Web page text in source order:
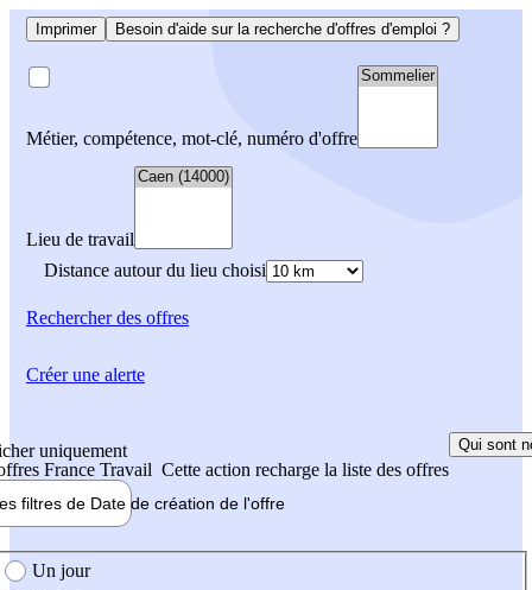
Imprimer Besoin d'aide sur la recherche d'offres d'emploi ?
Métier, compétence, mot-clé, numéro d'offre
Lieu de travail
Distance autour du lieu choisi
Rechercherdes offres
uniquement
France Travail Cette action recharge la liste des offres
Qui sont
filtres de Date de création de l'offre
création de l'offre
Un jour
Créer une alerte